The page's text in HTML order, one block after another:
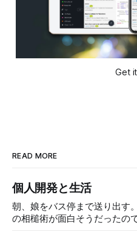
Get
READ MORE
個人開発と生活
朝、娘をバス停まで送り出す
の相槌術が面白そうだったの